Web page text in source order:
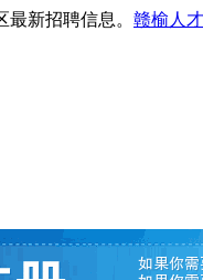
新招聘信息。 赣榆人